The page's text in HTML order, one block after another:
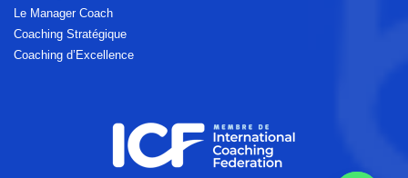
Le Manager Coach
Coaching Stratégique
Coaching d’Excellence